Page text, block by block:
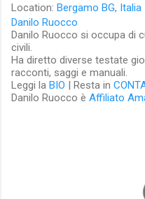
Location: Bergamo BG, Italia
Danilo Ruocco
Danilo Ruocco si occupa di
civili.
Ha diretto diverse testate
racconti, saggi e manuali.
Leggi la BIO | Resta in
Danilo Ruocco è Affiliato